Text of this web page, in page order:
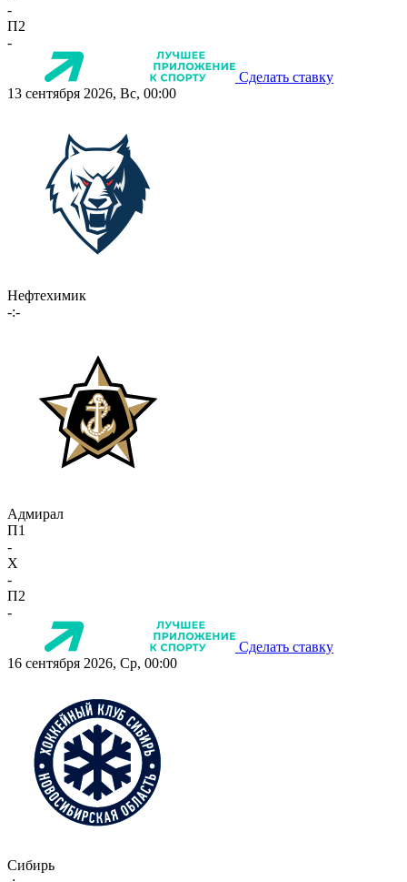
-
П2
-
Сделать ставку
13 сентября 2026, Вс, 00:00
Нефтехимик
-:-
Адмирал
П1
-
X
-
П2
-
Сделать ставку
16 сентября 2026, Ср, 00:00
Сибирь